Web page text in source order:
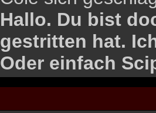
Hallo. Du bist
gestritten hat.
Oder einfach